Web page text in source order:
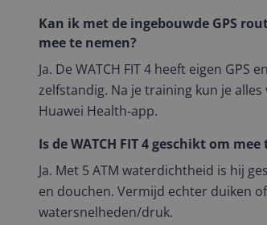
Kan ik met de ingebouwde GPS
mee te nemen?
Ja. De WATCH FIT 4 heeft eigen
zelfstandig. Na je training kun je
Huawei Health‑app.
Is de WATCH FIT 4 geschikt om
Ja. Met 5 ATM waterdichtheid is hij
en douchen. Vermijd echter duiken
watersnelheden/druk.